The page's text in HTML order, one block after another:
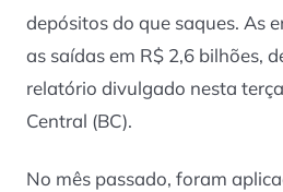
depósitos do que saques. As
as saídas em R$ 2,6 bilhões,
relatório divulgado nesta
Central (BC).
No mês passado, foram